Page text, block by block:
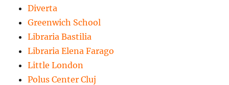
Diverta
Greenwich School
Libraria Bastilia
Libraria Elena Farago
Little London
Polus Center Cluj